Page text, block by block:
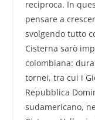
reciproca. In
pensare a
svolgendo tutto
Cisterna sarò
colombiana:
tornei, tra cui i
Repubblica
sudamericano,